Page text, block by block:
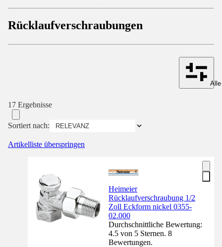
Rücklaufverschraubungen
17 Ergebnisse
Sortiert nach:
Artikelliste überspringen
Heimeier
Rücklaufverschraubung 1/2
Zoll Eckform nickel 0355-
02.000
Durchschnittliche Bewertung:
4.5 von 5 Sternen. 8
Bewertungen.